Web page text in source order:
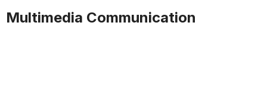
Multimedia Communication